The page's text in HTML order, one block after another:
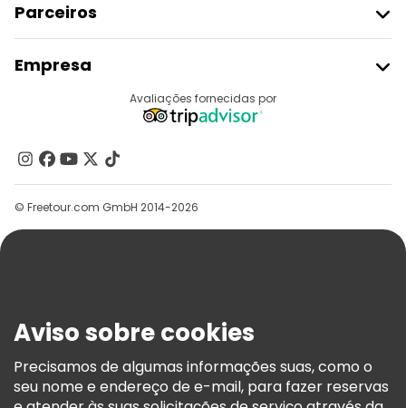
Parceiros
Registo Do Fornecedor
Programa De Afiliados
Empresa
Contacte-Nos
Grupos
Ajuda
Termos E Informações Legais
Política De Cookies
Freetour Prémios
Avaliações fornecidas por
© Freetour.com GmbH 2014-2026
Aviso sobre cookies
Precisamos de algumas informações suas, como o
seu nome e endereço de e-mail, para fazer reservas